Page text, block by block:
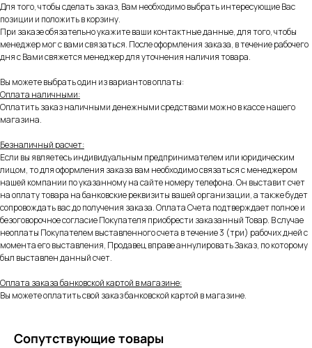
Для того, чтобы сделать заказ, Вам необходимо выбрать интересующие Вас
позиции и положить в корзину.
При заказе обязательно укажите ваши контактные данные, для того, чтобы
менеджер мог с вами связаться. После оформления заказа, в течение рабочего
дня с Вами свяжется менеджер для уточнения наличия товара.
Вы можете выбрать один из вариантов оплаты:
Оплата наличными:
Оплатить заказ наличными денежными средствами можно в кассе нашего
магазина.
Безналичный расчет:
Если вы являетесь индивидуальным предпринимателем или юридическим
лицом, то для оформления заказа вам необходимо связаться с менеджером
нашей компании по указанному на сайте номеру телефона. Он выставит счет
на оплату товара на банковские реквизиты вашей организации, а также будет
сопровождать вас до получения заказа. Оплата Счета подтверждает полное и
безоговорочное согласие Покупателя приобрести заказанный Товар. В случае
неоплаты Покупателем выставленного счета в течение 3 (три) рабочих дней с
момента его выставления, Продавец вправе аннулировать Заказ, по которому
был выставлен данный счет.
Оплата заказа банковской картой в магазине:
Вы можете оплатить свой заказ банковской картой в магазине.
Сопутствующие товары